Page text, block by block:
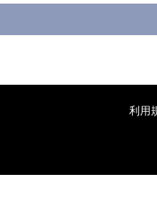
利用